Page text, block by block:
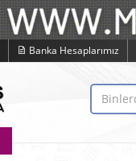
Banka Hesaplarımız